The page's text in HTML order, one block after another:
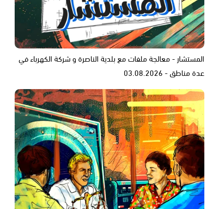
المستشار - معالجة ملفات مع بلدية الناصرة و شركة الكهرباء في
عدة مناطق - 03.08.2026